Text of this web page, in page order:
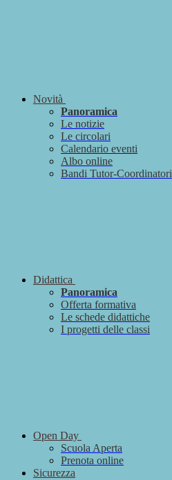
Novità
Panoramica
Le notizie
Le circolari
Calendario eventi
Albo online
Bandi Tutor-Coordinatori
Didattica
Panoramica
Offerta formativa
Le schede didattiche
I progetti delle classi
Open Day
Scuola Aperta
Prenota online
Sicurezza